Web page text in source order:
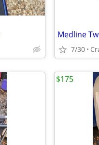
Medline
7/30
$175